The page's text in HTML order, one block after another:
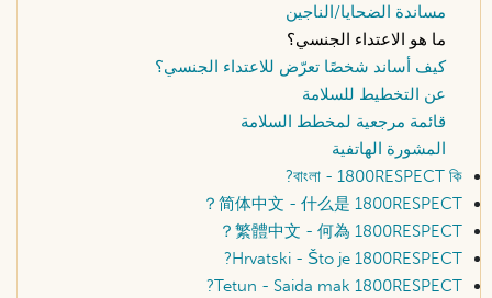
مساندة الضحايا/الناجين
ما هو الاعتداء الجنسي؟
كيف أساند شخصًا تعرّض للاعتداء الجنسي؟
عن التخطيط للسلامة
قائمة مرجعية لمخطط السلامة
المشورة الهاتفية
বাংলা - 1800RESPECT কি?
简体中文 - 什么是 1800RESPECT？
繁體中文 - 何為 1800RESPECT？
Hrvatski - Što je 1800RESPECT?
Tetun - Saida mak 1800RESPECT?